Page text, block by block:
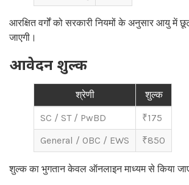
आरक्षित वर्गों को सरकारी नियमों के अनुसार आयु में
जाएगी।
आवेदन शुल्क
श्रेणी
शुल्क
SC / ST / PwBD
₹175
General / OBC / EWS
₹850
शुल्क का भुगतान केवल ऑनलाइन माध्यम से किया